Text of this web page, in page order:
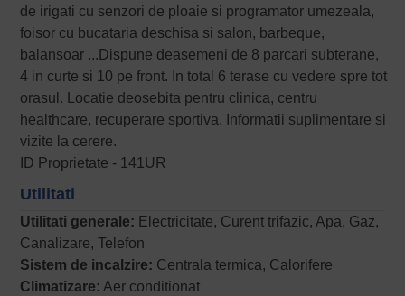
de irigati cu senzori de ploaie si programator umezeala,
foisor cu bucataria deschisa si salon, barbeque,
balansoar ...Dispune deasemeni de 8 parcari subterane,
4 in curte si 10 pe front. In total 6 terase cu vedere spre tot
orasul. Locatie deosebita pentru clinica, centru
healthcare, recuperare sportiva. Informatii suplimentare si
vizite la cerere.
ID Proprietate - 141UR
Utilitati
Utilitati generale: Electricitate, Curent trifazic, Apa, Gaz,
Canalizare, Telefon
Sistem de incalzire: Centrala termica, Calorifere
Climatizare: Aer conditionat